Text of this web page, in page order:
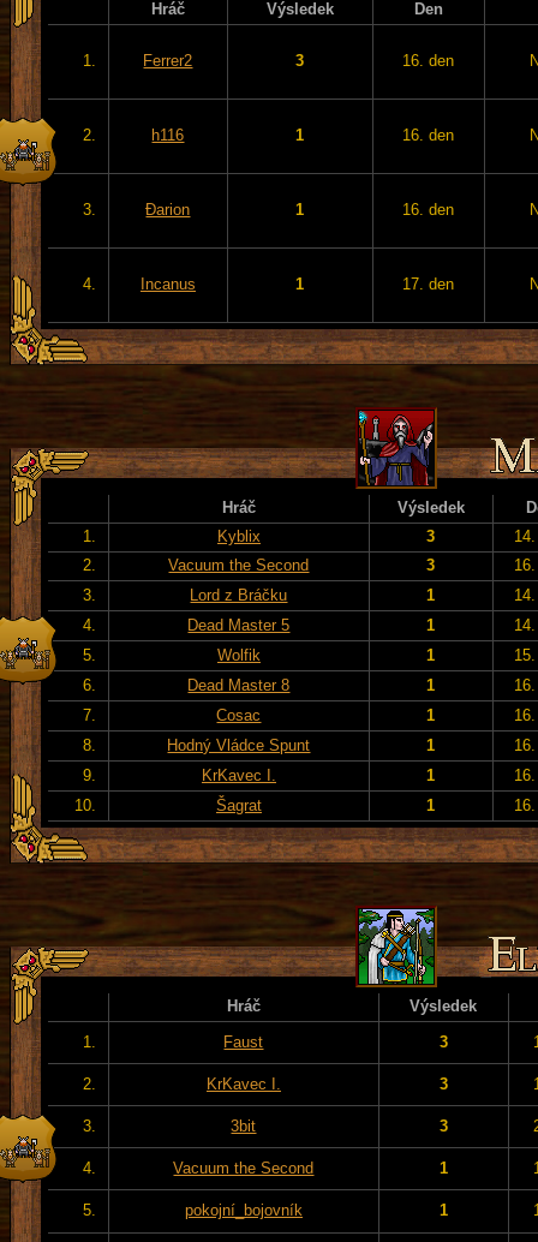
Hráč Výsledek Den
1. Ferrer2 3 16. den
2. h116 1 16. den
3. Đarion 1 16. den
4. Incanus 1 17. den
Hráč Výsledek
1.
Kyblix 3
2.
Vacuum the Second 3
3.
Lord z Bráčku 1
4.
Dead Master 5 1
5.
Wolfik 1
6.
Dead Master 8 1
7.
Cosac 1
8.
Hodný Vládce Spunt 1
9.
KrKavec I. 1
10.
Šagrat 1
Hráč
Výsledek
1.
Faust 3
2. KrKavec I. 3
3. 3bit 3
4. Vacuum the Second 1
5. pokojní_bojovník 1